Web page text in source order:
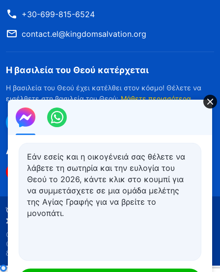
+30-699-815-6524
contact.el@kingdomsalvation.org
Η βασιλεία του Θεού κατέρχεται
Η βασιλεία του Θεού έχει κατέλθει στον κόσμο! Θέλετε να
εισέλθετε στη βασιλεία του Θεού; Μάθετε περισσότερα
Επικοινωνήστε μαζί μας μέσω Messenger
Ακολουθήστε μας
Όροι Χρήσης
Πολιτική απορρήτου
Συντελεστές
Copyright © 2026
Θεού
δικαιώματος.
Εάν εσείς και η οικογένειά σας θέλετε να
λάβετε τη σωτηρία και την ευλογία του
Θεού το 2026, κάντε κλικ στο κουμπί για
να συμμετάσχετε σε μια ομάδα μελέτης
της Αγίας Γραφής για να βρείτε το
μονοπάτι.